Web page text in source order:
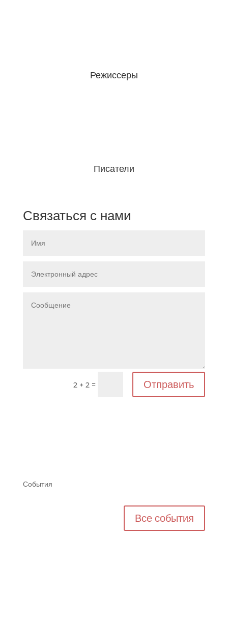
Режиссеры
Писатели
Связаться с нами
2 + 2 = Отправить
События
Все события